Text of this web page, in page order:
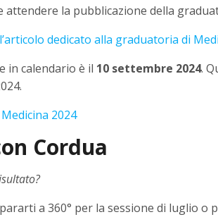
attendere la pubblicazione della
dedicato alla graduatoria di
in calendario è il 10 settembre 2024.
2024
Cordua
a 360° per la sessione di luglio o